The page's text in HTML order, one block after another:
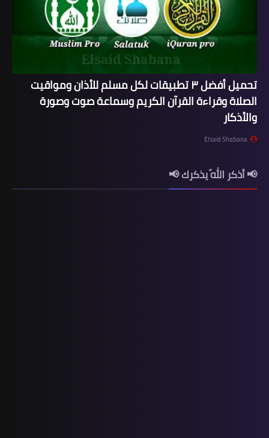
تحميل أفضل ٣ تطبيقات لكل مسلم للأذان ومواقيت
الصلاة وقراءة القرآن الكريم وسماعة صوت وصورة
والأذكار
Elsaid Shabana
📢 أذكر اللّه يذكرك 📢